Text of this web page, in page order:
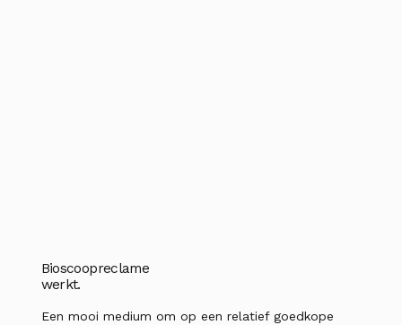
Bioscoopreclame
werkt.
Een mooi medium om op een relatief goedkope